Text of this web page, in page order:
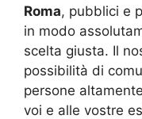
Roma, pubblici e
in modo
scelta giusta. Il
possibilità di
persone
voi e alle vostre